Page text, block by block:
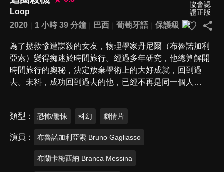
Loop
2020
1 小時 39 分鐘 巴西 葡萄牙語 保護級
為了拯救慘遭謀殺的女友，物理學家丹尼爾（布魯諾加利
亞索）變得痴迷於時間旅行。經過多年研究，他總算解開
時間旅行的奧秘，決定放棄學術上的大好成就，回到過
去。未料，成功回到過去的他，已經不再是同一個人…
類型 恐怖/驚悚 科幻 劇情片
演員 布魯諾加利亞索 Bruno Gagliasso
布蘭卡梅西納 Branca Messina